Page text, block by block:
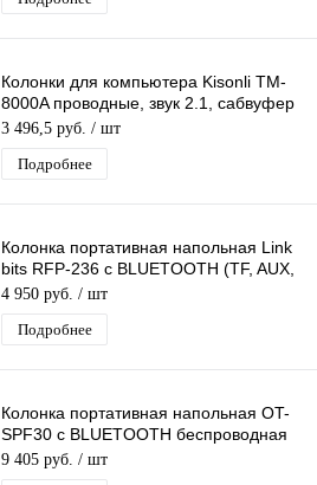
Колонки для компьютера Kisonli TM-
8000A проводные, звук 2.1, сабвуфер
+ 2 колонки, питание по USB
3 496,5 руб. / шт
Подробнее
Колонка портативная напольная Link
bits RFP-236 с BLUETOOTH (TF, AUX,
USB, FM)
4 950 руб. / шт
Подробнее
Колонка портативная напольная OT-
SPF30 с BLUETOOTH беспроводная
(TF, USB, FM, AUX)
9 405 руб. / шт